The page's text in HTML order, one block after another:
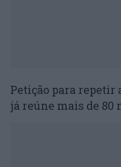
Petição para
já reúne mais de